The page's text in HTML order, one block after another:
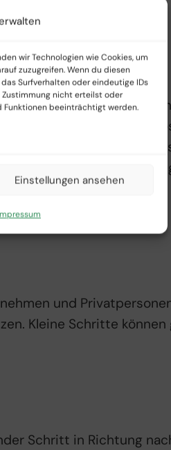
wir Technologien wie Cookies, um
zuzugreifen. Wenn du diesen
Surfverhalten oder eindeutige IDs
nicht erteilst oder
Funktionen beeinträchtigt werden.
Einstellungen ansehen
privaten Alltag.
Die 50 Bäume
auch langfristig einen
des Bodenschutzes
tragen somit zur
und
Kleine Schritte
Schritt in Richtung